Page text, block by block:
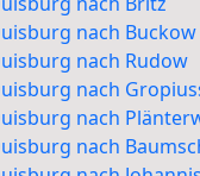
nach Buckow
nach Rudow
nach
nach
nach